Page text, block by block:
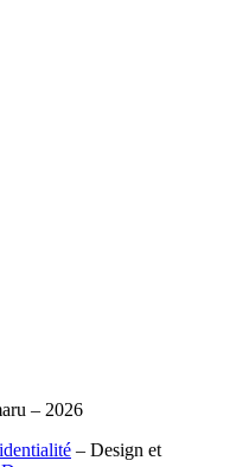
– 2026
– Design et